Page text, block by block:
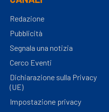
Redazione
Pubblicità
Segnala una notizia
Cerco Eventi
Dichiarazione sulla Privacy
(UE)
Impostazione privacy